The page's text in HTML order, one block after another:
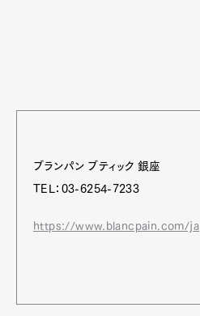
ブランパン ブティック 銀座
TEL：03-6254-7233
https://www.blancpain.com/ja